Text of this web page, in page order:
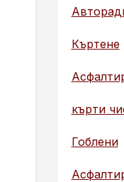
Къртене
кърти
Гоблени